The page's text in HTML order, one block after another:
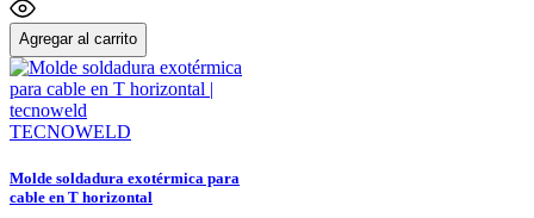
Agregar al carrito
TECNOWELD
Molde soldadura exotérmica para
cable en T horizontal